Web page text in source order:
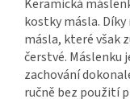
Keramická
kostky másla.
másla, které však
čerstvé. Máslenku
zachování
ručně bez použití